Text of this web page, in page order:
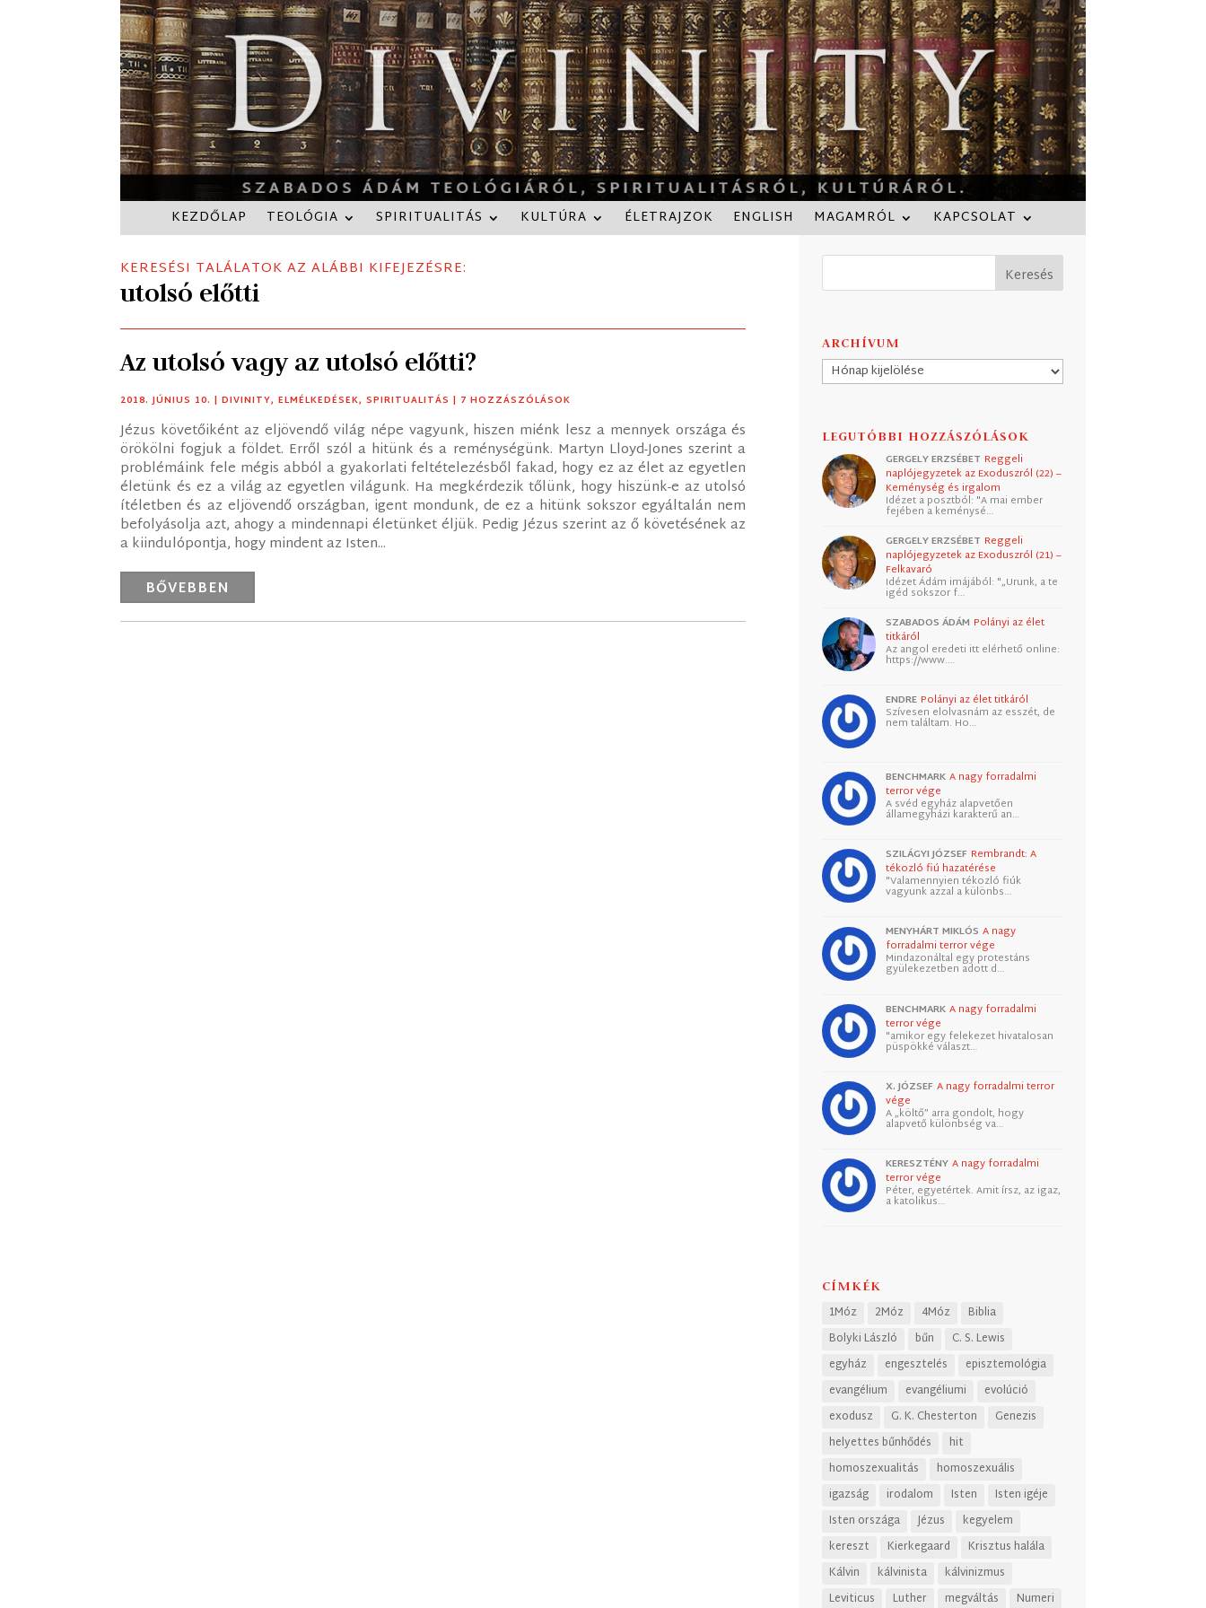
KEZDŐLAP TEOLÓGIA SPIRITUALITÁS KULTÚRA ÉLETRAJZOK ENGLISH MAGAMRÓL KAPCSOLAT
KERESÉSI TALÁLATOK AZ ALÁBBI KIFEJEZÉSRE:
utolsó előtti
Az utolsó vagy az utolsó előtti?
2018. JÚNIUS 10. |DIVINITY,ELMÉLKEDÉSEK,SPIRITUALITÁS | 7 HOZZÁSZÓLÁSOK
Jézus követőiként az eljövendő világ népe vagyunk, hiszen miénk lesz a mennyek országa és
örökölni fogjuk a földet. Erről szól a hitünk és a reménységünk. Martyn Lloyd-Jones szerint a
problémáink fele mégis abból a gyakorlati feltételezésből fakad, hogy ez az élet az egyetlen
életünk és ez a világ az egyetlen világunk. Ha megkérdezik tőlünk, hogy hiszünk-e az utolsó
ítéletben és az eljövendő országban, igent mondunk, de ez a hitünk sokszor egyáltalán nem
befolyásolja azt, ahogy a mindennapi életünket éljük. Pedig Jézus szerint az ő követésének az
a kiindulópontja, hogy mindent az Isten...
BŐVEBBEN
ARCHÍVUM
Archívum
LEGUTÓBBI HOZZÁSZÓLÁSOK
GERGELY ERZSÉBET Reggeli
naplójegyzetek az Exoduszról (22) –
Keménység és irgalom
Idézet a posztból: "A mai ember
fejében a keménysé…
GERGELY ERZSÉBET Reggeli
naplójegyzetek az Exoduszról (21) –
Felkavaró
Idézet Ádám imájából: "„Urunk, a te
igéd sokszor f…
SZABADOS ÁDÁM Polányi az élet
titkáról
Az angol eredeti itt elérhető online:
https://www.…
ENDRE Polányi az élet titkáról
Szívesen elolvasnám az esszét, de
nem találtam. Ho…
BENCHMARK A nagy forradalmi
terror vége
A svéd egyház alapvetően
államegyházi karakterű an…
SZILÁGYI JÓZSEF Rembrandt: A
tékozló fiú hazatérése
"Valamennyien tékozló fiúk
vagyunk azzal a különbs…
MENYHÁRT MIKLÓS A nagy
forradalmi terror vége
Mindazonáltal egy protestáns
gyülekezetben adott d…
BENCHMARK A nagy forradalmi
terror vége
"amikor egy felekezet hivatalosan
püspökké választ…
X. JÓZSEF A nagy forradalmi terror
vége
A „költő” arra gondolt, hogy
alapvető különbség va…
KERESZTÉNY A nagy forradalmi
terror vége
Péter, egyetértek. Amit írsz, az igaz,
a katolikus…
CÍMKÉK
1Móz 2Móz 4Móz
Biblia
Bolyki László
bűn
C. S. Lewis
egyház
engesztelés
episztemológia
evangélium
evangéliumi
evolúció
exodusz
G. K. Chesterton
Genezis
helyettes bűnhődés
hit
homoszexualitás
homoszexuális
igazság
irodalom Isten
Isten igéje
Isten országa
Jézus
kegyelem
kereszt
Kierkegaard
Krisztus halála
Kálvin
kálvinista
kálvinizmus
Leviticus
Luther megváltás Numeri